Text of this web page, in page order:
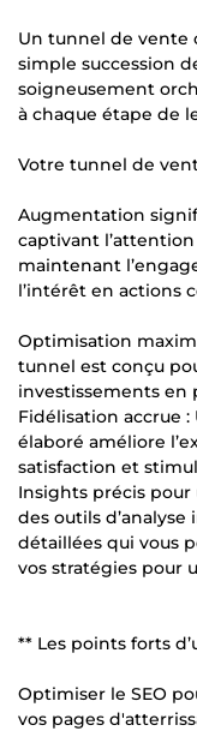
Un tunnel de vente
simple succession
soigneusement
à chaque étape de
Votre tunnel de
Augmentation
captivant
maintenant
l’intérêt en actions
Optimisation
tunnel est conçu
investissements
Fidélisation accrue
élaboré améliore
satisfaction et
Insights précis pour
des outils
détaillées qui vous
vos stratégies pour
** Les points forts
Optimiser le SEO
vos pages